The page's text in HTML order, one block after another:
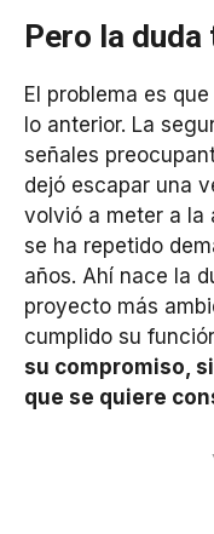
Pero la
El problema es
lo anterior. La
señales
dejó escapar una
volvió a meter a la
se ha repetido
años. Ahí nace la
proyecto más
cumplido su
su compromiso,
que se quiere